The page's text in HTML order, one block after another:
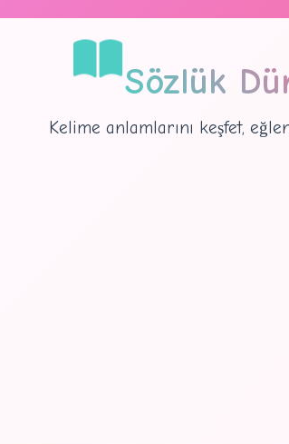
Sözlük
Kelime anlamlarını keşfet,